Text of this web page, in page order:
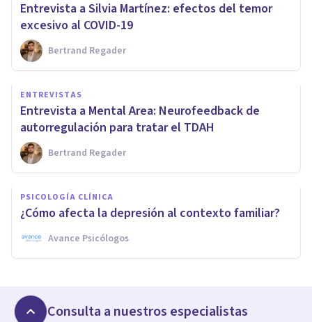
Entrevista a Silvia Martínez: efectos del temor
excesivo al COVID-19
Bertrand Regader
ENTREVISTAS
Entrevista a Mental Area: Neurofeedback de
autorregulación para tratar el TDAH
Bertrand Regader
PSICOLOGÍA CLÍNICA
¿Cómo afecta la depresión al contexto familiar?
Avance Psicólogos
Consulta a nuestros especialistas